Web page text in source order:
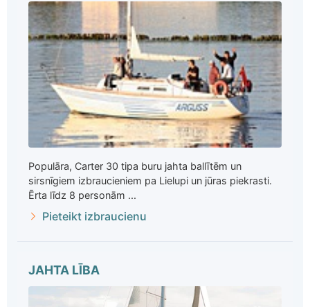
Populāra, Carter 30 tipa buru jahta ballītēm un
sirsnīgiem izbraucieniem pa Lielupi un jūras piekrasti.
Ērta līdz 8 personām ...
Pieteikt izbraucienu
JAHTA LĪBA